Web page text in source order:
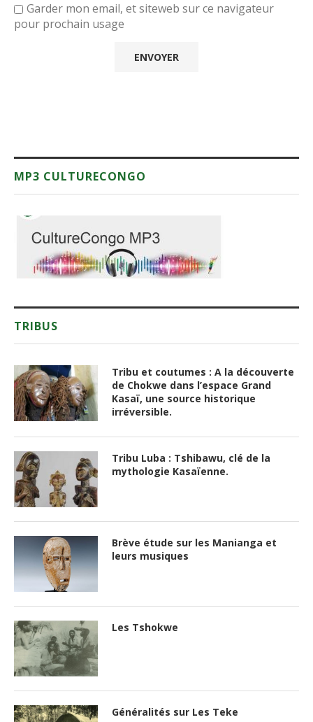
Garder mon email, et siteweb sur ce navigateur
pour prochain usage
MP3 CULTURECONGO
TRIBUS
Tribu et coutumes : A la découverte
de Chokwe dans l’espace Grand
Kasaï, une source historique
irréversible.
Tribu Luba : Tshibawu, clé de la
mythologie Kasaïenne.
Brève étude sur les Manianga et
leurs musiques
Les Tshokwe
Généralités sur Les Teke